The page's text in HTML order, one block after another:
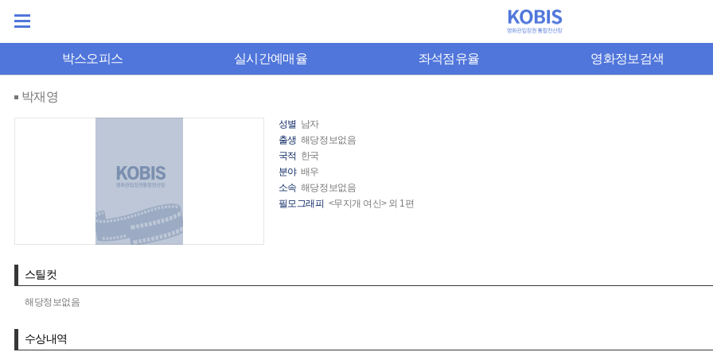
박스오피스 실시간예매율 좌석점유율 영화정보검색
박재영
성별 남자
출생 해당정보없음
국적 한국
분야 배우
소속 해당정보없음
필모그래피 <무지개 여신> 외 1편
스틸컷
해당정보없음
수상내역